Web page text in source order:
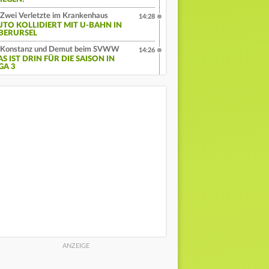
Zwei Verletzte im Krankenhaus
KOLLIDIERT MIT U-BAHN IN
14:28
Konstanz und Demut beim SVWW
IST DRIN FÜR DIE SAISON IN
3
14:26